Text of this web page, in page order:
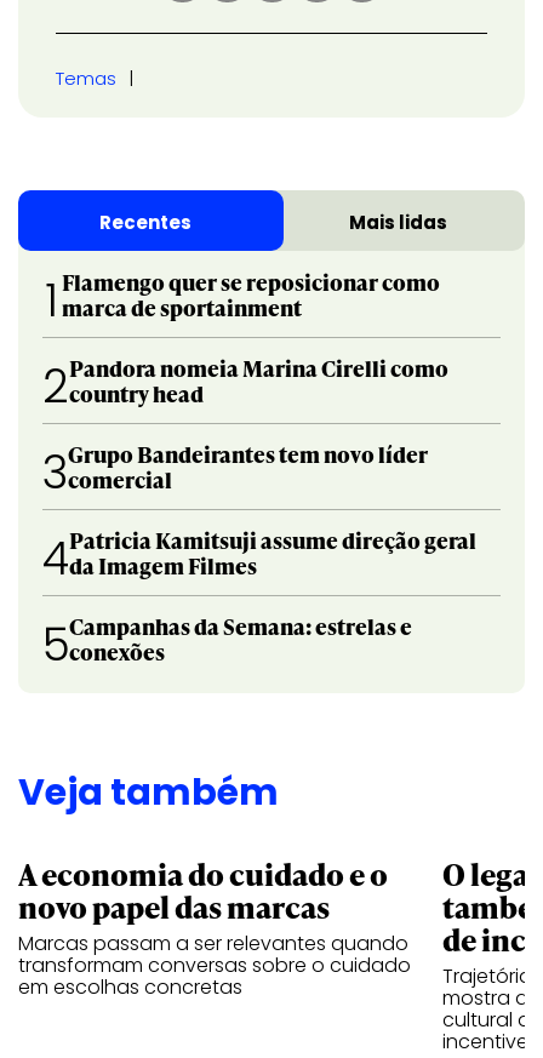
Temas
Recentes Mais lidas
1 Flamengo quer se reposicionar como
marca de sportainment
2Pandora nomeia Marina Cirelli como
country head
3Grupo Bandeirantes tem novo líder
comercial
4Patricia Kamitsuji assume direção geral
da Imagem Filmes
5Campanhas da Semana: estrelas e
conexões
Veja também
A economia do cuidado e o
novo papel das marcas
Marcas passam a ser relevantes quando
transformam conversas sobre o cuidado
em escolhas concretas
O
de
Trajetória
mostra
cultural
incentive